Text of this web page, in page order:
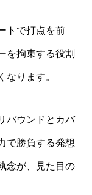
トで打点を前
を拘束する役割
なります。
バウンドとカバ
で勝負する発想
念が、見た目の